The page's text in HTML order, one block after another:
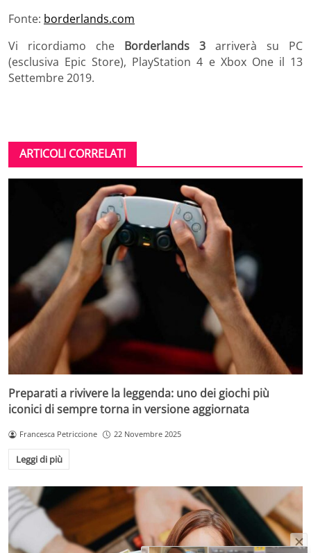
Fonte: borderlands.com
Vi ricordiamo che Borderlands 3 arriverà su PC
(esclusiva Epic Store), PlayStation 4 e Xbox One il 13
Settembre 2019.
ARTICOLI CORRELATI
Preparati a rivivere la leggenda: uno dei giochi più
iconici di sempre torna in versione aggiornata
Francesca Petriccione 22 Novembre 2025
Leggi di più